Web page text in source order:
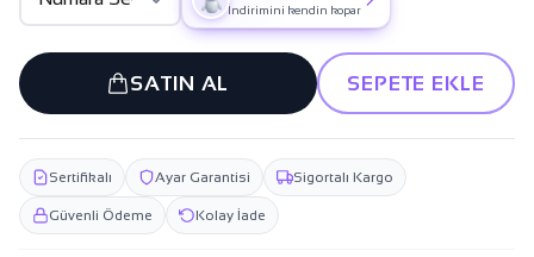
İndirimini kendin kopar
SATIN AL SEPETE EKLE
Sertifikalı Ayar Garantisi Sigortalı Kargo
Güvenli Ödeme Kolay İade